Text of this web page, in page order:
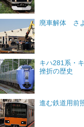
廃車解体 さ
キハ281系・
挫折の歴史
進む鉄道用前